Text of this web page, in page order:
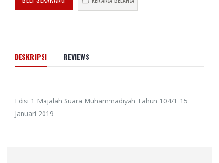
DESKRIPSI REVIEWS
Edisi 1 Majalah Suara Muhammadiyah Tahun 104/1-15
Januari 2019